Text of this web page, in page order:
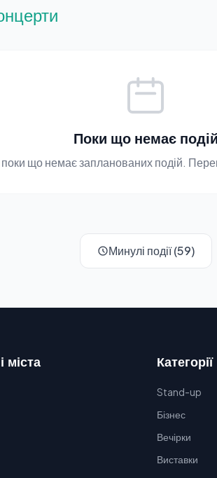
Поки що немає подій
поки що немає запланованих подій.
Минулі події (59)
міста Категорії
Stand-up
Бізнес
Вечірки
Виставки